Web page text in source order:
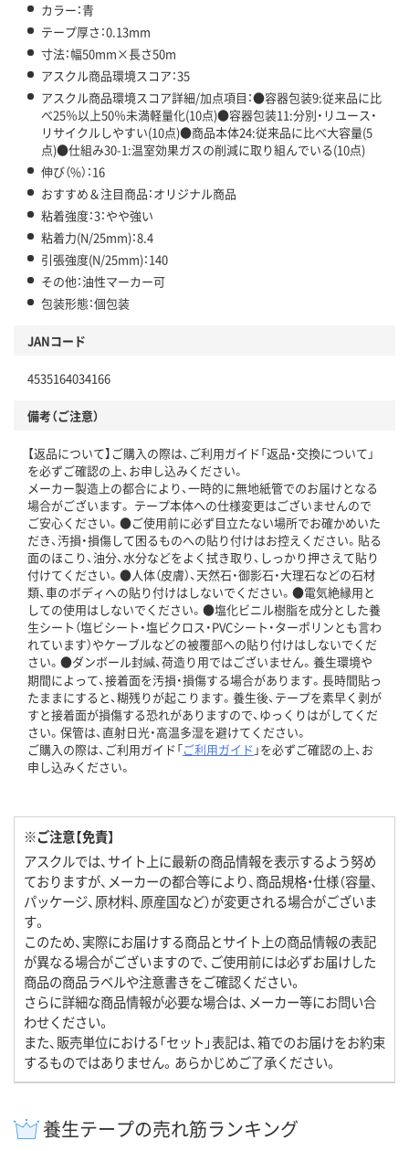
カラー：青
テープ厚さ：0.13mm
寸法：幅50mm×長さ50m
アスクル商品環境スコア：35
アスクル商品環境スコア詳細/加点項目：●容器包装9:従来品に比
べ25％以上50％未満軽量化(10点)●容器包装11:分別・リユース・
リサイクルしやすい(10点)●商品本体24:従来品に比べ大容量(5
点)●仕組み30-1:温室効果ガスの削減に取り組んでいる(10点)
伸び（%）：16
おすすめ＆注目商品：オリジナル商品
粘着強度：3：やや強い
粘着力(N/25mm)：8.4
引張強度(N/25mm)：140
その他：油性マーカー可
包装形態：個包装
JANコード
4535164034166
備考（ご注意）
【返品について】ご購入の際は、ご利用ガイド「返品・交換について」
を必ずご確認の上、お申し込みください。
メーカー製造上の都合により、一時的に無地紙管でのお届けとなる
場合がございます。 テープ本体への仕様変更はございませんので
ご安心ください。●ご使用前に必ず目立たない場所でお確かめいた
だき、汚損・損傷して困るものへの貼り付けはお控えください。貼る
面のほこり、油分、水分などをよく拭き取り、しっかり押さえて貼り
付けてください。●人体（皮膚）、天然石・御影石・大理石などの石材
類、車のボディへの貼り付けはしないでください。●電気絶縁用と
しての使用はしないでください。●塩化ビニル樹脂を成分とした養
生シート（塩ビシート・塩ビクロス・PVCシート・ターポリンとも言わ
れています）やケーブルなどの被覆部への貼り付けはしないでくだ
さい。●ダンボール封緘、荷造り用ではございません。養生環境や
期間によって、接着面を汚損・損傷する場合があります。長時間貼っ
たままにすると、糊残りが起こります。養生後、テープを素早く剥が
すと接着面が損傷する恐れがありますので、ゆっくりはがしてくだ
さい。保管は、直射日光・高温多湿を避けてください。
ご購入の際は、ご利用ガイド「ご利用ガイド 」を必ずご確認の上、お
申し込みください。
※ご注意【免責】
アスクルでは、サイト上に最新の商品情報を表示するよう努め
ておりますが、メーカーの都合等により、商品規格・仕様（容量、
パッケージ、原材料、原産国など）が変更される場合がございま
す。
このため、実際にお届けする商品とサイト上の商品情報の表記
が異なる場合がございますので、ご使用前には必ずお届けした
商品の商品ラベルや注意書きをご確認ください。
さらに詳細な商品情報が必要な場合は、メーカー等にお問い合
わせください。
また、販売単位における「セット」表記は、箱でのお届けをお約束
するものではありません。あらかじめご了承ください。
養生テープの売れ筋ランキング